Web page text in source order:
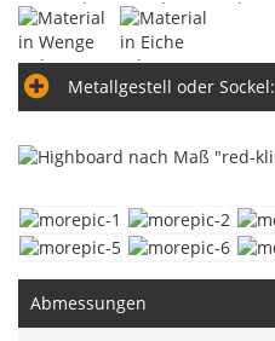
Metallgestell oder Sockel:
Abmessungen